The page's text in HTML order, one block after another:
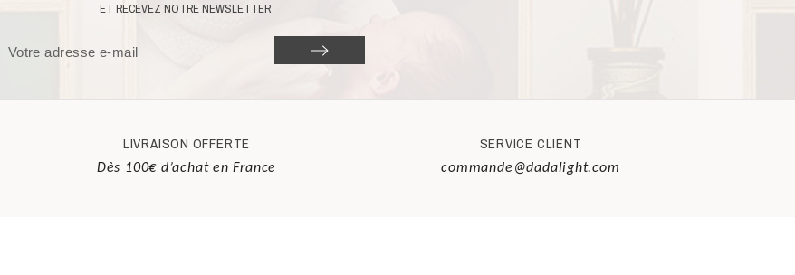
ET RECEVEZ NOTRE NEWSLETTER
LIVRAISON OFFERTE
Dès 100€ d’achat en France
SERVICE CLIENT
commande@dadalight.com